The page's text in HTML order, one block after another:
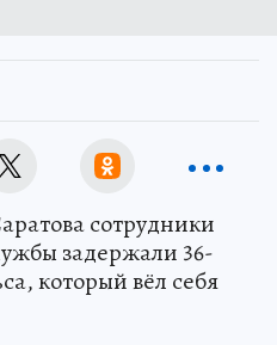
сотрудники
задержали 36-
который вёл себя